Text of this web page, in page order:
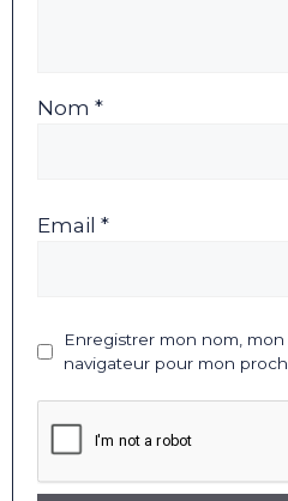
Nom *
Email *
Enregistrer mon nom,
navigateur pour mon